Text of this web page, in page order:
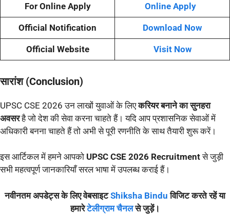
For Online Apply Online Apply
Official Notification Download Now
Official Website Visit Now
सारांश (Conclusion)
UPSC CSE 2026 उन लाखों युवाओं के लिएकरियर बनाने का सुनहरा
अवसरहै जो देश की सेवा करना चाहते हैं। यदि आप प्रशासनिक सेवाओं में
अधिकारी बनना चाहते हैं तो अभी से पूरी रणनीति के साथ तैयारी शुरू करें।
इस आर्टिकल में हमने आपको UPSC CSE 2026 Recruitmentसे जुड़ी
सभी महत्वपूर्ण जानकारियाँ सरल भाषा में उपलब्ध कराई हैं।
नवीनतम अपडेट्स के लिए वेबसाइटShiksha Bindu विजिट करते रहें या
हमारेटेलीग्राम चैनल से जुड़ें।